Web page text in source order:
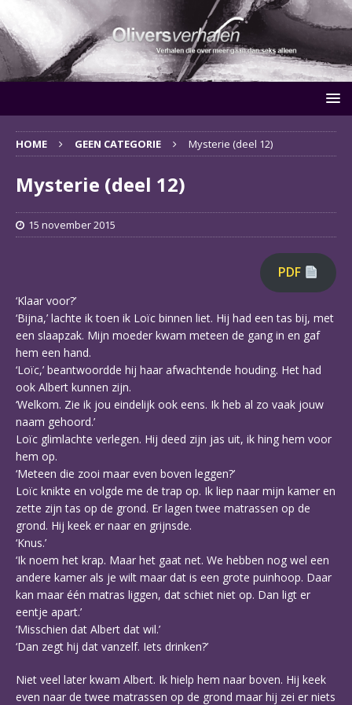
HOME GEEN CATEGORIE Mysterie (deel 12)
Mysterie (deel 12)
15 november 2015
PDF
‘Klaar voor?’
‘Bijna,’ lachte ik toen ik Loïc binnen liet. Hij had een tas bij, met
een slaapzak. Mijn moeder kwam meteen de gang in en gaf
hem een hand.
‘Loïc,’ beantwoordde hij haar afwachtende houding. Het had
ook Albert kunnen zijn.
‘Welkom. Zie ik jou eindelijk ook eens. Ik heb al zo vaak jouw
naam gehoord.’
Loïc glimlachte verlegen. Hij deed zijn jas uit, ik hing hem voor
hem op.
‘Meteen die zooi maar even boven leggen?’
Loïc knikte en volgde me de trap op. Ik liep naar mijn kamer en
zette zijn tas op de grond. Er lagen twee matrassen op de
grond. Hij keek er naar en grijnsde.
‘Knus.’
‘Ik noem het krap. Maar het gaat net. We hebben nog wel een
andere kamer als je wilt maar dat is een grote puinhoop. Daar
kan maar één matras liggen, dat schiet niet op. Dan ligt er
eentje apart.’
‘Misschien dat Albert dat wil.’
‘Dan zegt hij dat vanzelf. Iets drinken?’
Niet veel later kwam Albert. Ik hielp hem naar boven. Hij keek
even naar de twee matrassen op de grond maar hij zei er niets